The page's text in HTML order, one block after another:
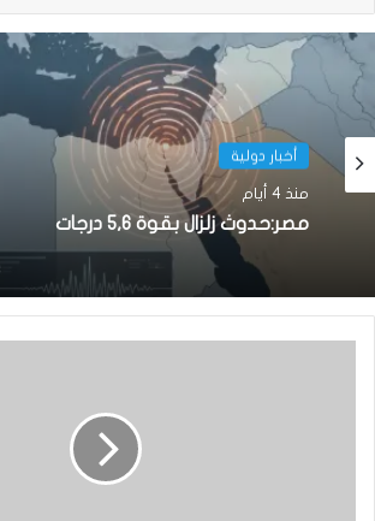
أخبار دولية
منذ 4 أيام
مصر:حدوث زلزال بقوة 5,6 درجات